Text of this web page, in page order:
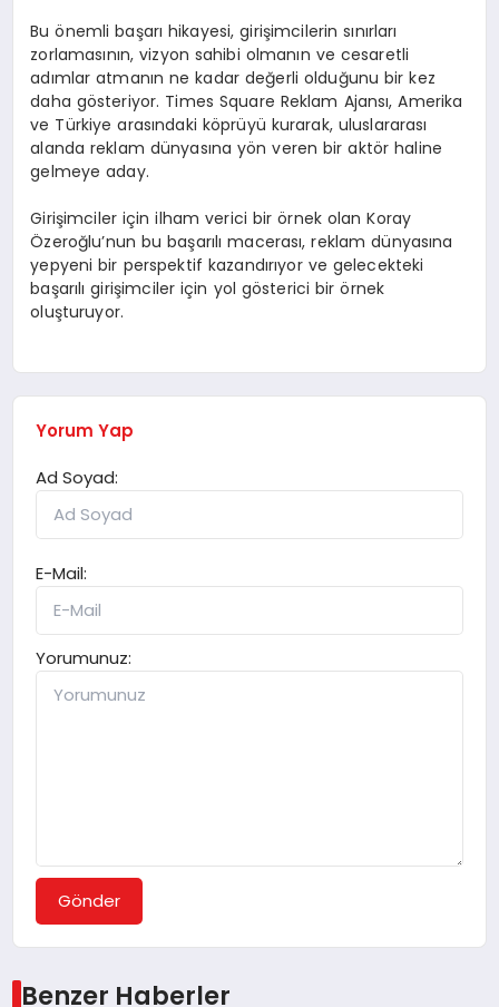
Bu önemli başarı hikayesi, girişimcilerin sınırları
zorlamasının, vizyon sahibi olmanın ve cesaretli
adımlar atmanın ne kadar değerli olduğunu bir kez
daha gösteriyor. Times Square Reklam Ajansı, Amerika
ve Türkiye arasındaki köprüyü kurarak, uluslararası
alanda reklam dünyasına yön veren bir aktör haline
gelmeye aday.
Girişimciler için ilham verici bir örnek olan Koray
Özeroğlu’nun bu başarılı macerası, reklam dünyasına
yepyeni bir perspektif kazandırıyor ve gelecekteki
başarılı girişimciler için yol gösterici bir örnek
oluşturuyor.
Yorum Yap
Ad Soyad:
E-Mail:
Yorumunuz:
Gönder
Benzer Haberler